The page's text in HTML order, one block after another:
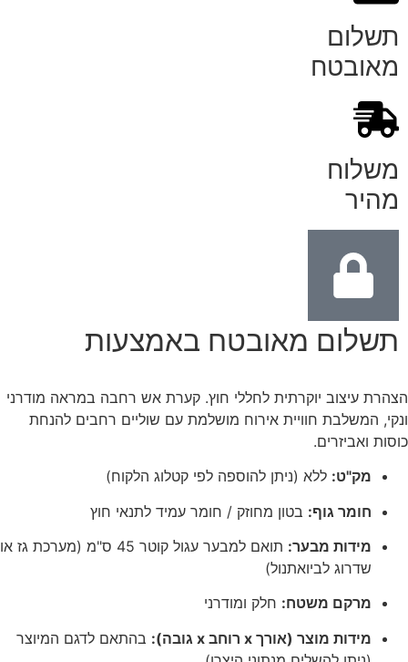
תשלום
מאובטח
משלוח
מהיר
תשלום מאובטח באמצעות
הצהרת עיצוב יוקרתית לחללי חוץ. קערת אש רחבה במראה מודרני
ונקי, המשלבת חוויית אירוח מושלמת עם שוליים רחבים להנחת
כוסות ואביזרים.
מק"ט: ללא (ניתן להוספה לפי קטלוג הלקוח)
חומר גוף: בטון מחוזק / חומר עמיד לתנאי חוץ
מידות מבער:
תואם למבער עגול קוטר 45 ס"מ (מערכת גז או
שדרוג לביואתנול)
מרקם משטח: חלק ומודרני
מידות מוצר (אורך x רוחב x גובה):
בהתאם לדגם המיוצר